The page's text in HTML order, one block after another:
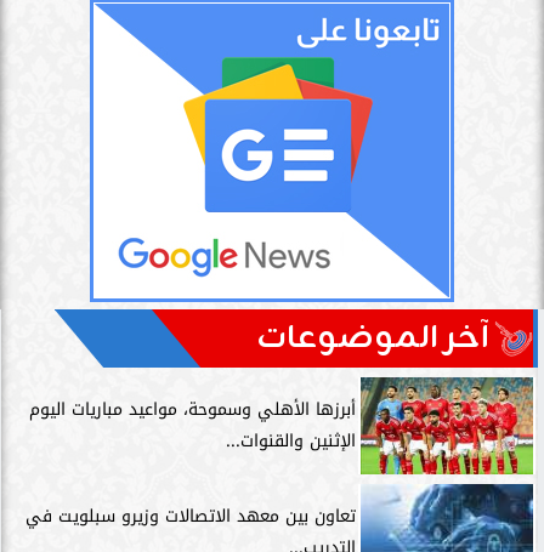
آخر الموضوعات
أبرزها الأهلي وسموحة، مواعيد مباريات اليوم
الإثنين والقنوات...
تعاون بين معهد الاتصالات وزيرو سبلويت في